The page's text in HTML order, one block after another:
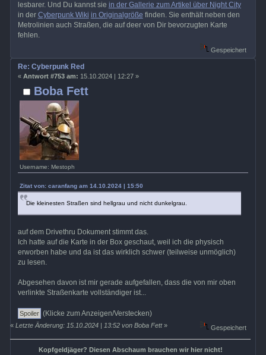
lesbarer. Und Du kannst sie in der Gallerie zum Artikel über Night City
in der Cyberpunk Wiki in Originalgröße finden. Sie enthält neben den
Metrolinien auch Straßen, die auf deer von Dir bevorzugten Karte
fehlen.
Gespeichert
Boba Fett
Username: Mestoph
Re: Cyberpunk Red
« Antwort #753 am: 15.10.2024 | 12:27 »
Zitat von: caranfang am 14.10.2024 | 15:50
Die kleinesten Straßen sind hellgrau und nicht dunkelgrau.
auf dem Drivethru Dokument stimmt das.
Ich hatte auf die Karte in der Box geschaut, weil ich die physisch
erworben habe und da ist das wirklich schwer (teilweise unmöglich)
zu lesen.
Abgesehen davon ist mir gerade aufgefallen, dass die von mir oben
verlinkte Straßenkarte vollständiger ist...
(Klicke zum Anzeigen/Verstecken)
«Letzte Änderung: 15.10.2024 | 13:52 von Boba Fett» Gespeichert
Kopfgeldjäger? Diesen Abschaum brauchen wir hier nicht!